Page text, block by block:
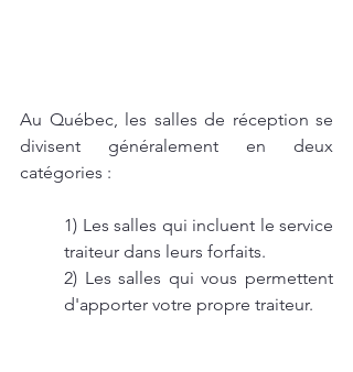
Au Québec, les salles de réception se
divisent généralement en deux
catégories :
1) Les salles qui incluent le service
traiteur dans leurs forfaits.
2) Les salles qui vous permettent
d'apporter votre propre traiteur.